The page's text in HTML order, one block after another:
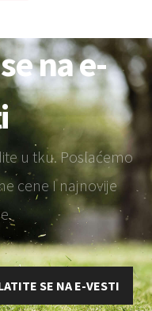
na e-
u tku. Poslaćemo
cene I najnovije
SE NA E-VESTI